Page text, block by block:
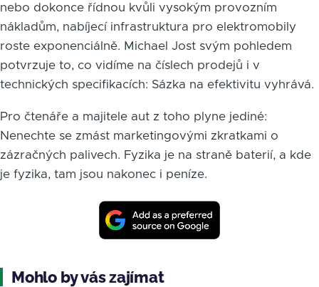
nebo dokonce řídnou kvůli vysokým provozním
nákladům, nabíjecí infrastruktura pro elektromobily
roste exponenciálně. Michael Jost svým pohledem
potvrzuje to, co vidíme na číslech prodejů i v
technických specifikacích: Sázka na efektivitu vyhrává.
Pro čtenáře a majitele aut z toho plyne jediné:
Nenechte se zmást marketingovými zkratkami o
zázračných palivech. Fyzika je na straně baterií, a kde
je fyzika, tam jsou nakonec i peníze.
Mohlo by vás zajímat